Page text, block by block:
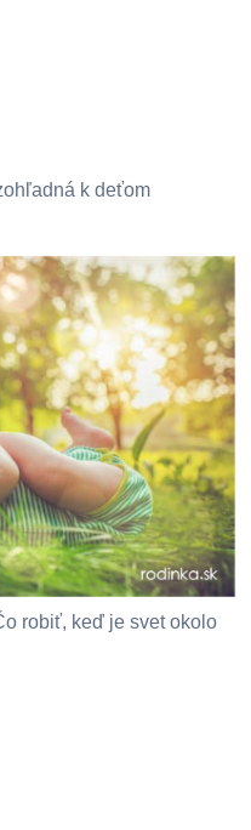
k deťom
robiť, keď je svet okolo